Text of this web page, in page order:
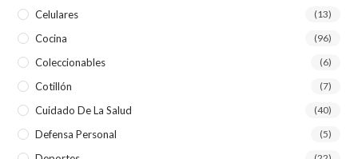
Celulares (13)
Cocina (96)
Coleccionables (6)
Cotillón (7)
Cuidado De La Salud (40)
Defensa Personal (5)